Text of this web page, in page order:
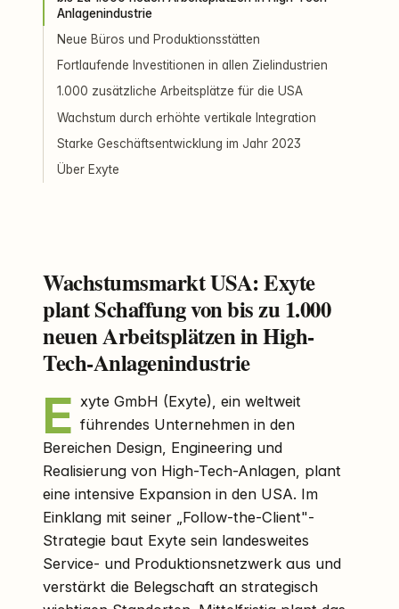
Anlagenindustrie
Neue Büros und Produktionsstätten
Fortlaufende Investitionen in allen Zielindustrien
1.000 zusätzliche Arbeitsplätze für die USA
Wachstum durch erhöhte vertikale Integration
Starke Geschäftsentwicklung im Jahr 2023
Über Exyte
Wachstumsmarkt USA: Exyte
plant Schaffung von bis zu 1.000
neuen Arbeitsplätzen in High-
Tech-Anlagenindustrie
E xyte GmbH (Exyte), ein weltweit
führendes Unternehmen in den
Bereichen Design, Engineering und
Realisierung von High-Tech-Anlagen, plant
eine intensive Expansion in den USA. Im
Einklang mit seiner „Follow-the-Client"-
Strategie baut Exyte sein landesweites
Service- und Produktionsnetzwerk aus und
verstärkt die Belegschaft an strategisch